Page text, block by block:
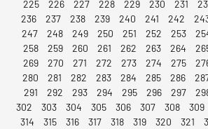
225 226 227 228 229 230 231
236
237 238 239 240 241 242
247
248 249 250 251 252 253
258
259 260 261 262 263 264
269
270 271 272 273 274 275
280
281 282 283 284 285 286
291
292 293 294 295 296 297
302
303 304 305 306 307 308 309
314
315 316 317 318 319 320 321